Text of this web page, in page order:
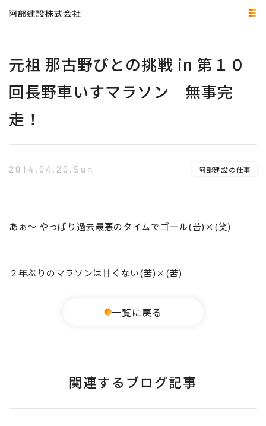
元祖 那古野びとの挑戦 in 第１０
回長野車いすマラソン 無事完
走！
2014.04.20.Sun 阿部建設の仕事
あぁ～ やっぱり過去最悪のタイムでゴール(苦)×(笑)
２年ぶりのマラソンは甘くない(苦)×(苦)
一覧に戻る
関連するブログ記事